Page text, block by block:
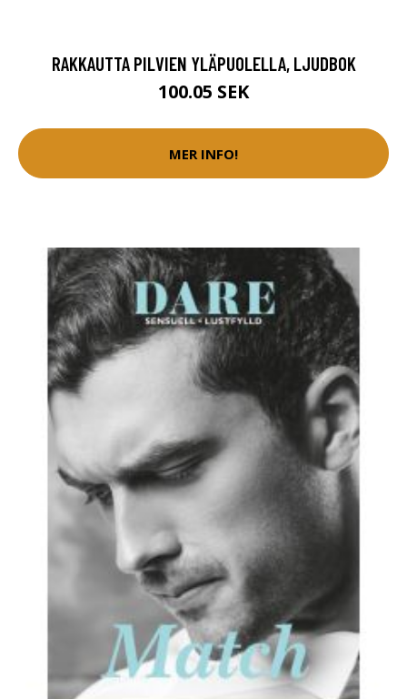
RAKKAUTTA PILVIEN YLÄPUOLELLA, LJUDBOK
100.05 SEK
MER INFO!